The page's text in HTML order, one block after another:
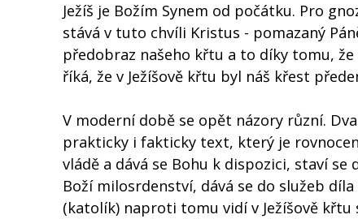
Ježíš je Božím Synem od počátku. Pro
stává v tuto chvíli Kristus - pomazaný
předobraz našeho křtu a to díky tomu,
říká, že v Ježíšově křtu byl náš křest
V moderní době se opět názory různí.
prakticky i fakticky text, který je
vládě a dává se Bohu k dispozici, staví
Boží milosrdenství, dává se do služeb
(katolík) naproti tomu vidí v Ježíšově